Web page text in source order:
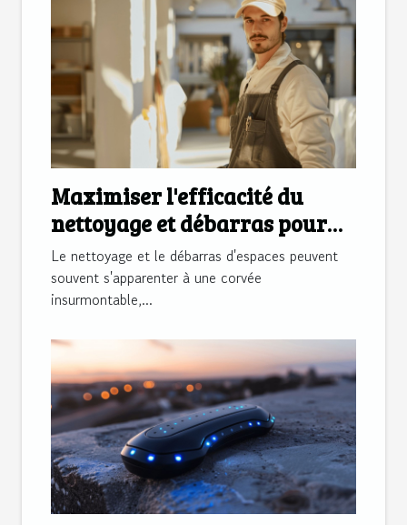
Maximiser l'efficacité du
nettoyage et débarras pour
espaces divers
Le nettoyage et le débarras d'espaces peuvent
souvent s'apparenter à une corvée
insurmontable,...